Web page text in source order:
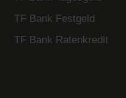
TF Bank Festgeld
TF Bank Ratenkredit